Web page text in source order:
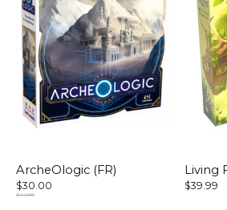
ArcheOlogic (FR)
$30.00
$44.99
Living
$39.99